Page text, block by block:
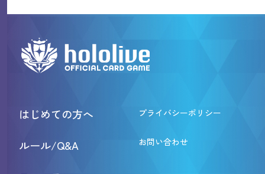
はじめての方へ
ルール/Q&A
プライバシーポリシー
お問い合わせ